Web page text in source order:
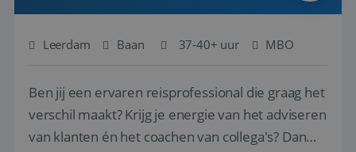
Leerdam Baan 37-40+ uur MBO
Ben jij een ervaren reisprofessional die graag het
verschil maakt? Krijg je energie van het adviseren
van klanten én het coachen van collega's? Dan